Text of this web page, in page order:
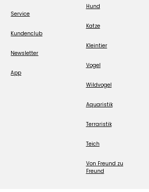
Service
Kundenclub
Newsletter
App
Hund
Katze
Kleintier
Vogel
Wildvogel
Aquaristik
Terraristik
Teich
Von Freund zu
Freund